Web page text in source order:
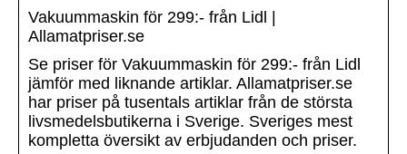
Vakuummaskin för 299:- från Lidl |
Allamatpriser.se
Se priser för Vakuummaskin för 299:- från Lidl
jämför med liknande artiklar. Allamatpriser.se
har priser på tusentals artiklar från de största
livsmedelsbutikerna i Sverige. Sveriges mest
kompletta översikt av erbjudanden och priser.